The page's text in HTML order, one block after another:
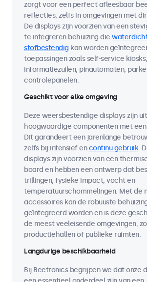
zorgt voor een perfect afleesbaar
reflecties, zelfs in omgevingen met
De displays zijn voorzien van een
te integreren behuizing die
stofbestendig kan worden
toepassingen zoals self-service kiosks,
informatiezuilen, pinautomaten,
controlepanelen.
Geschikt voor elke omgeving
Deze weersbestendige displays zijn
hoogwaardige componenten met een
Dit garandeert een jarenlange
zelfs bij intensief encontinu gebruik.
displays zijn voorzien van een
board en hebben een ontwerp dat
trillingen, fysieke impact, vocht en
temperatuurschommelingen. Met de
accessoires kan de robuuste
geïntegreerd worden en is deze
de meest veeleisende omgevingen,
productiehallen of publieke ruimten.
Langdurige beschikbaarheid
Bij Beetronics begrijpen we dat onze